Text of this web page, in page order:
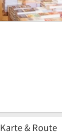
Karte & Route